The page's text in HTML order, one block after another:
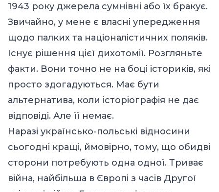
1943 року джерела сумнівні або їх бракує.
Звичайно, у мене є власні упередження
щодо палких та націоналістичних поляків.
Існує рішення цієї дихотомії. Розгляньте
факти. Вони точно не на боці істориків, які
просто здогадуються. Має бути
альтернатива, коли історіографія не дає
відповіді. Але її немає.
Наразі українсько-польські відносини
сьогодні кращі, ймовірно, тому, що обидві
сторони потребують одна одної. Триває
війна, найбільша в Європі з часів Другої